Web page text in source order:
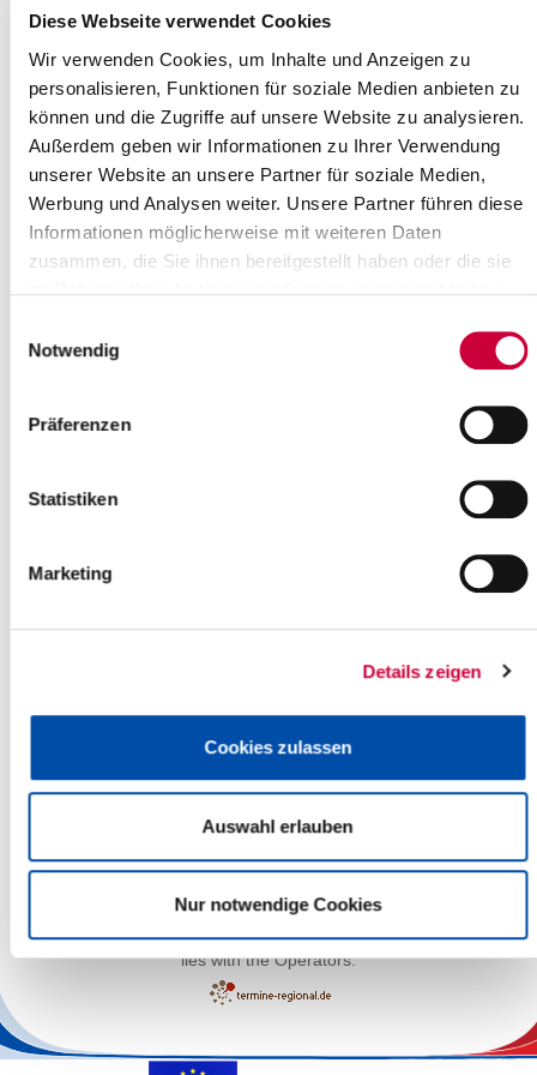
Diese Webseite verwendet Cookies
Wir verwenden Cookies, um Inhalte und Anzeigen zu
personalisieren, Funktionen für soziale Medien anbieten zu
können und die Zugriffe auf unsere Website zu analysieren.
Außerdem geben wir Informationen zu Ihrer Verwendung
unserer Website an unsere Partner für soziale Medien,
Werbung und Analysen weiter. Unsere Partner führen diese
Informationen möglicherweise mit weiteren Daten
zusammen, die Sie ihnen bereitgestellt haben oder die sie
Notwendig
Präferenzen
Statistiken
Marketing
Details zeigen
Cookies zulassen
Auswahl erlauben
Nur notwendige Cookies
Ev.-Luth. Kirchengemeinde Kellinghusen, Lindenstraße 2
,Kellinghusen
Category:
Gottesdienste , Kirche
Source
Ev.-Luth. Kirchengemeinde Kellinghusen
Lindenstraße 2
Phone: +49 4822 2025
Back to selection
+
Leaflet| ©OpenStreetMapcontributors
The responsibility for the factual correctness of the information
lies with the Operators.